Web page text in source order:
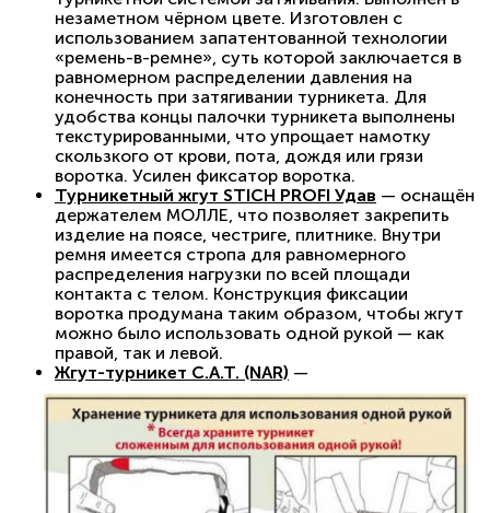
незаметном чёрном цвете. Изготовлен с
использованием запатентованной технологии
«ремень-в-ремне», суть которой заключается в
равномерном распределении давления на
конечность при затягивании турникета. Для
удобства концы палочки турникета выполнены
текстурированными, что упрощает намотку
скользкого от крови, пота, дождя или грязи
воротка. Усилен фиксатор воротка.
Турникетный жгут STICH PROFI Удав — оснащён
держателем МОЛЛЕ, что позволяет закрепить
изделие на поясе, честриге, плитнике. Внутри
ремня имеется стропа для равномерного
распределения нагрузки по всей площади
контакта с телом. Конструкция фиксации
воротка продумана таким образом, чтобы жгут
можно было использовать одной рукой — как
правой, так и левой.
Жгут-турникет C.A.T. (NAR) —